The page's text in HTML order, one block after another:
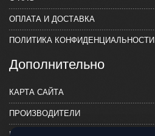
ОПЛАТА И ДОСТАВКА
ПОЛИТИКА КОНФИДЕНЦИАЛЬНОСТИ
Дополнительно
КАРТА САЙТА
ПРОИЗВОДИТЕЛИ
КОНТАКТЫ